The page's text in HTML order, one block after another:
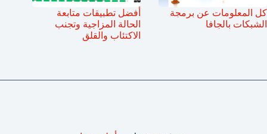
كل المعلومات عن برمجة
الشبكات بالجافا
أفضل تطبيقات متابعة
الحالة المزاجية وتجنب
الاكتئاب والقلق